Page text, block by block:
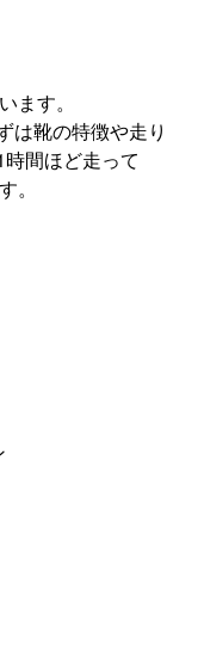
ます。
は靴の特徴や走り
間ほど走って
。